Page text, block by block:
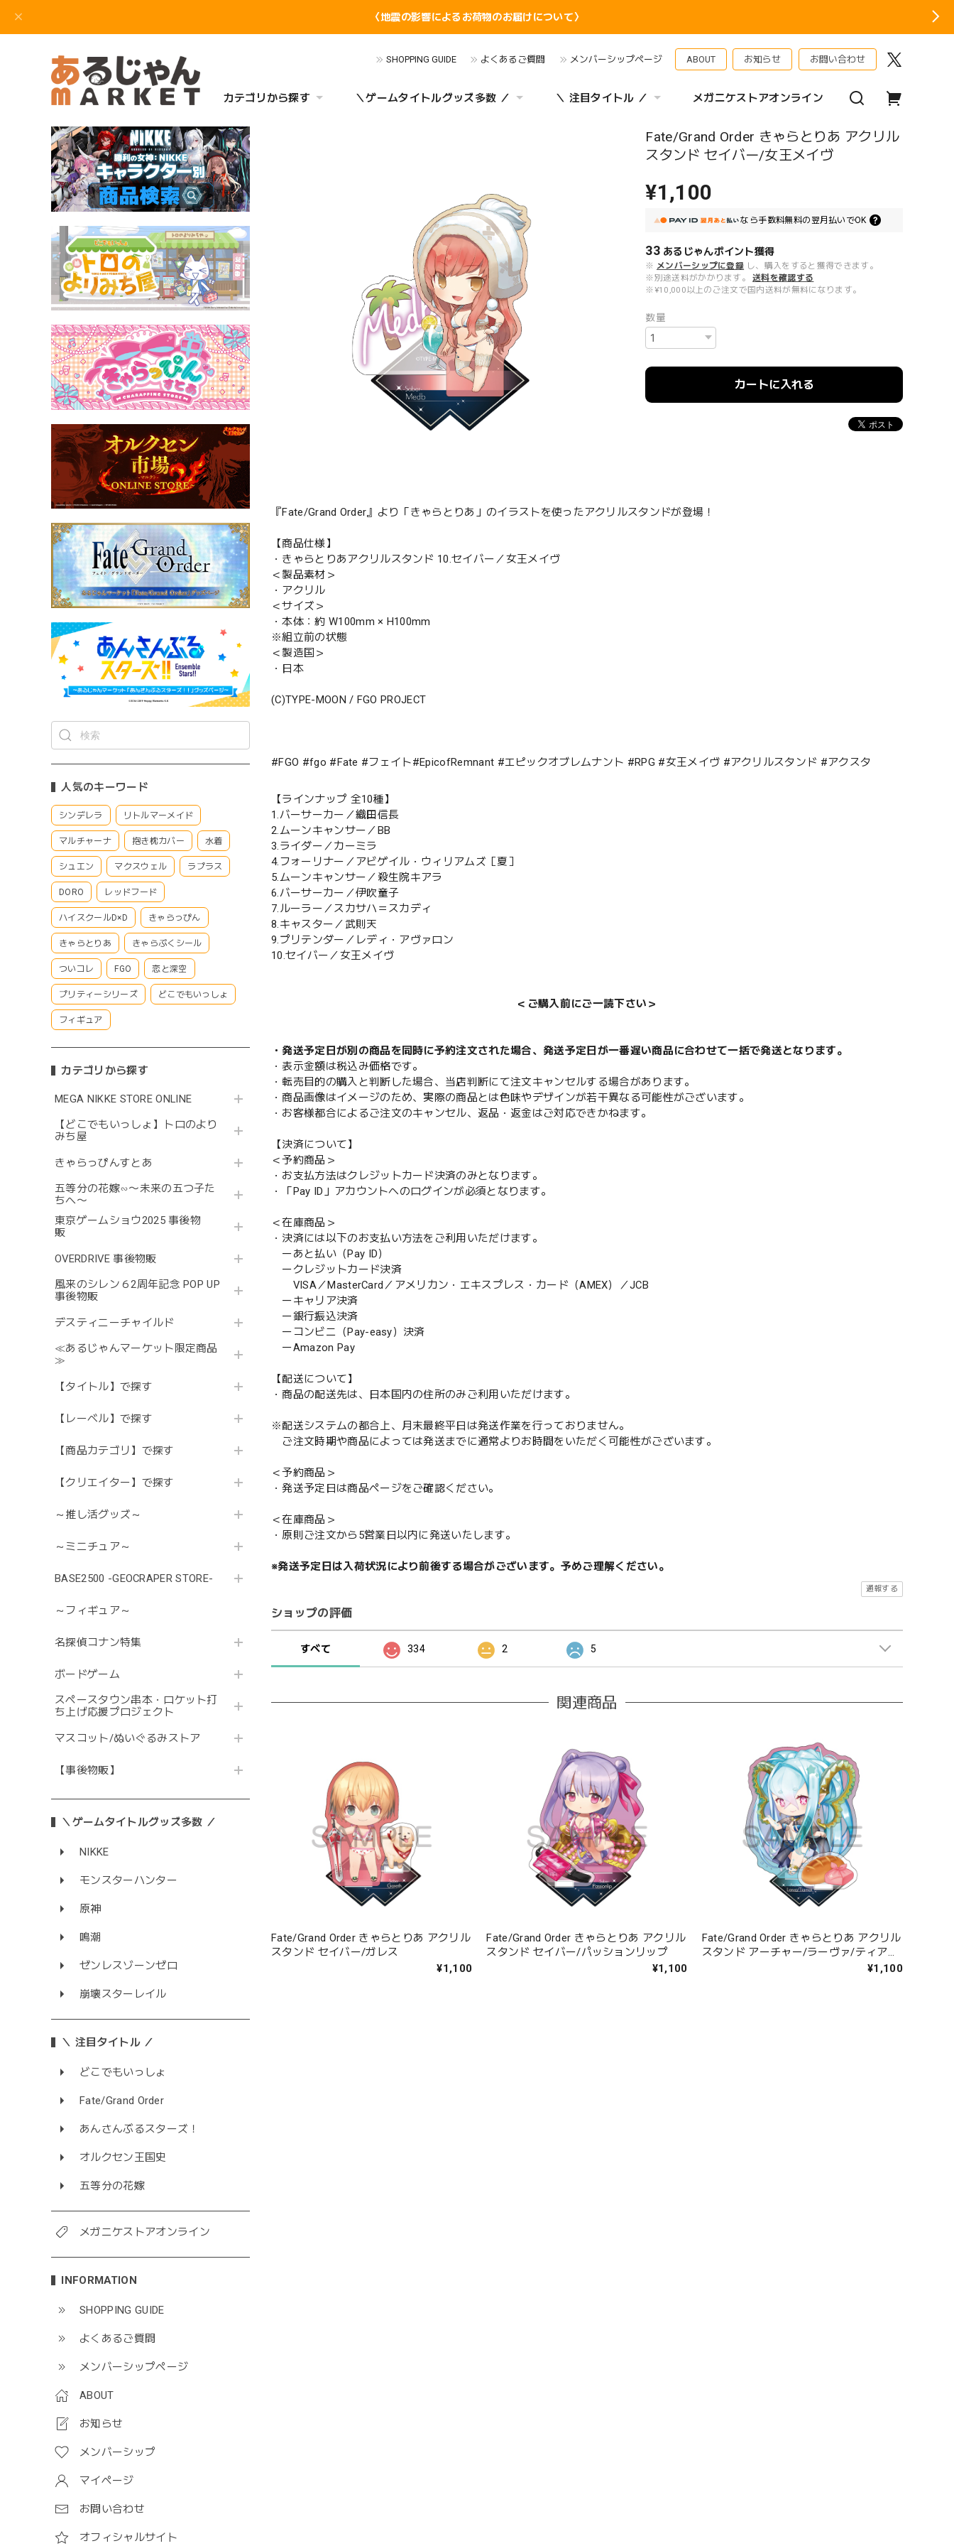
〈地震の影響によるお荷物のお届けについて〉
SHOPPING GUIDE よくあるご質問 メンバーシップページ ABOUT お知らせ お問い合わせ
カテゴリから探す ＼ゲームタイトルグッズ多数 ／ ＼ 注目タイトル ／ メガニケストアオンライン
人気のキーワード
シンデレラ リトルマーメイド
マルチャーナ 抱き枕カバー 水着
シュエン マクスウェル ラプラス
DORO レッドフード
ハイスクールD×D きゃらっぴん
きゃらとりあ きゃらぷくシール
ついコレ FGO 恋と深空
プリティーシリーズ どこでもいっしょ
フィギュア
カテゴリから探す
MEGA NIKKE STORE ONLINE
【どこでもいっしょ】トロのより
みち屋
きゃらっぴんすとあ
五等分の花嫁∽〜未来の五つ子た
ちへ〜
東京ゲームショウ2025 事後物
販
OVERDRIVE 事後物販
風来のシレン６2周年記念 POP UP
事後物販
デスティニーチャイルド
≪あるじゃんマーケット限定商品
≫
【タイトル】で探す
【レーベル】で探す
【商品カテゴリ】で探す
【クリエイター】で探す
～推し活グッズ～
～ミニチュア～
BASE2500 -GEOCRAPER STORE-
～フィギュア～
名探偵コナン特集
ボードゲーム
スペースタウン串本・ロケット打
ち上げ応援プロジェクト
マスコット/ぬいぐるみストア
【事後物販】
＼ゲームタイトルグッズ多数 ／
NIKKE
モンスターハンター
原神
鳴潮
ゼンレスゾーンゼロ
崩壊スターレイル
＼ 注目タイトル ／
どこでもいっしょ
Fate/Grand Order
あんさんぶるスターズ！
オルクセン王国史
五等分の花嫁
メガニケストアオンライン
INFORMATION
SHOPPING GUIDE
よくあるご質問
メンバーシップページ
ABOUT
お知らせ
メンバーシップ
マイページ
お問い合わせ
オフィシャルサイト
Fate/Grand Order きゃらとりあ アクリル
スタンド セイバー/女王メイヴ
¥1,100
なら手数料無料の 翌月払いでOK
33 あるじゃんポイント獲得
※ メンバーシップに登録 し、購入をすると獲得できます。
※別途送料がかかります。
送料を確認する
※¥10,000以上のご注文で国内送料が無料になります。
数量
カートに入れる
『Fate/Grand Order』より「きゃらとりあ」のイラストを使ったアクリルスタンドが登場！
【商品仕様】
・きゃらとりあアクリルスタンド 10.セイバー／女王メイヴ
＜製品素材＞
・アクリル
＜サイズ＞
・本体：約 W100mm × H100mm
※組立前の状態
＜製造国＞
・日本
(C)TYPE-MOON / FGO PROJECT
#FGO #fgo #Fate #フェイト#EpicofRemnant #エピックオブレムナント #RPG #女王メイヴ #アクリルスタンド #アクスタ
【ラインナップ 全10種】
1.バーサーカー／織田信長
2.ムーンキャンサー／BB
3.ライダー／カーミラ
4.フォーリナー／アビゲイル・ウィリアムズ［夏］
5.ムーンキャンサー／殺生院キアラ
6.バーサーカー／伊吹童子
7.ルーラー／スカサハ＝スカディ
8.キャスター／武則天
9.プリテンダー／レディ・アヴァロン
10.セイバー／女王メイヴ
＜ご購入前にご一読下さい＞
・発送予定日が別の商品を同時に予約注文された場合、発送予定日が一番遅い商品に合わせて一括で発送となります。
・表示金額は税込み価格です。
・転売目的の購入と判断した場合、当店判断にて注文キャンセルする場合があります。
・商品画像はイメージのため、実際の商品とは色味やデザインが若干異なる可能性がございます。
・お客様都合によるご注文のキャンセル、返品・返金はご対応できかねます。
【決済について】
＜予約商品＞
・お支払方法はクレジットカード決済のみとなります。
・「Pay ID」アカウントへのログインが必須となります。
＜在庫商品＞
・決済には以下のお支払い方法をご利用いただけます。
ーあと払い（Pay ID）
ークレジットカード決済
VISA／MasterCard／アメリカン・エキスプレス・カード（AMEX）／JCB
ーキャリア決済
ー銀行振込決済
ーコンビニ（Pay-easy）決済
ーAmazon Pay
【配送について】
・商品の配送先は、日本国内の住所のみご利用いただけます。
※配送システムの都合上、月末最終平日は発送作業を行っておりません。
ご注文時期や商品によっては発送までに通常よりお時間をいただく可能性がございます。
＜予約商品＞
・発送予定日は商品ページをご確認ください。
＜在庫商品＞
・原則ご注文から5営業日以内に発送いたします。
※発送予定日は入荷状況により前後する場合がございます。予めご理解ください。
通報する
ショップの評価
すべて 334 2 5
関連商品
Fate/Grand Order きゃらとりあ アクリル
スタンド セイバー/ガレス
¥1,100
Fate/Grand Order きゃらとりあ アクリル
スタンド セイバー/パッションリップ
¥1,100
Fate/Grand Order きゃらとりあ アクリル
スタンド アーチャー/ラーヴァ/ティアマ
¥1,100